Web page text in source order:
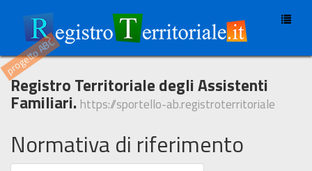
progetto ABC
Registro Territoriale degli Assistenti
Familiari. https://sportello-ab.registroterritoriale
Normativa di riferimento